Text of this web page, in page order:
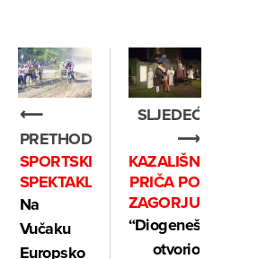
⟵
PRETHODNO
SPORTSKI
SPEKTAKL
Na
Vučaku
Europsko
SLJEDEĆE
⟶
KAZALIŠNA
PRIČA PO
ZAGORJU
“Diogeneš“
otvorio